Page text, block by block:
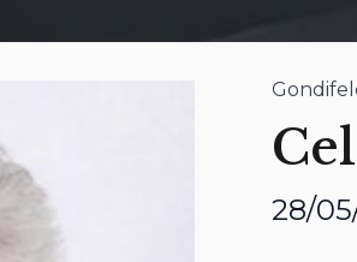
28/